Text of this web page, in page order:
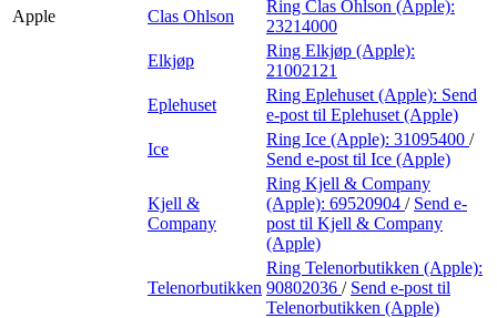
Apple
Clas Ohlson
Ring Clas Ohlson (Apple):
23214000
Elkjøp
Ring Elkjøp (Apple):
21002121
Eplehuset
Ring Eplehuset (Apple): Send
e-post til Eplehuset (Apple)
Ice
Ring Ice (Apple): 31095400 /
Send e-post til Ice (Apple)
Kjell &
Company
Ring Kjell & Company
(Apple): 69520904 / Send e-
post til Kjell & Company
(Apple)
Telenorbutikken
Ring Telenorbutikken (Apple):
90802036 / Send e-post til
Telenorbutikken (Apple)